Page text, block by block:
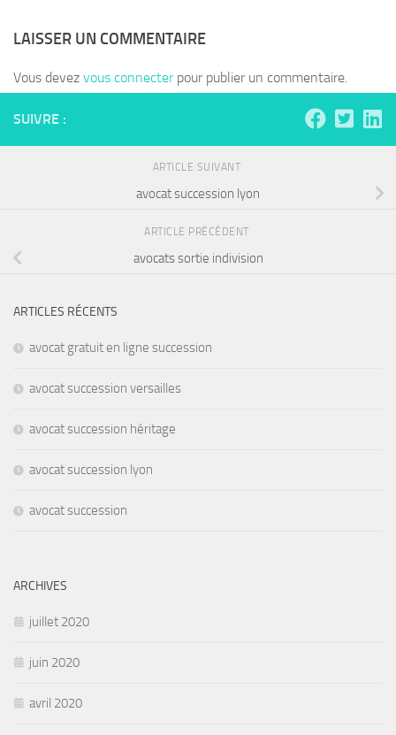
LAISSER UN COMMENTAIRE
Vous devez vous connecterpour publier un commentaire.
SUIVRE :
ARTICLE SUIVANT
avocat succession lyon
ARTICLE PRÉCÉDENT
avocats sortie indivision
ARTICLES RÉCENTS
avocat gratuit en ligne succession
avocat succession versailles
avocat succession héritage
avocat succession lyon
avocat succession
ARCHIVES
juillet 2020
juin 2020
avril 2020